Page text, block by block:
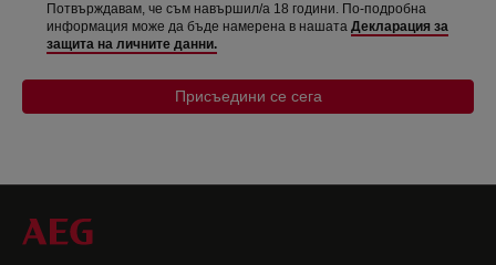
Потвърждавам, че съм навършил/а 18 години. По-подробна
информация може да бъде намерена в нашата Декларация за
защита на личните данни.
Присъедини се сега